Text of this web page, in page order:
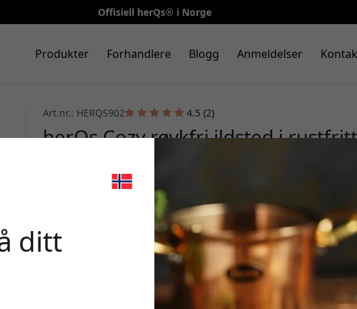
Offisiell herQs® i Norge
Produkter Forhandlere Blogg Anmeldelser
Art.nr.: HERQS902 4.5 (2)
herQs Cozy røykfri ildsted i
dobbeltvegget design - Sølv
ditt
Bruk denne koden i kassen